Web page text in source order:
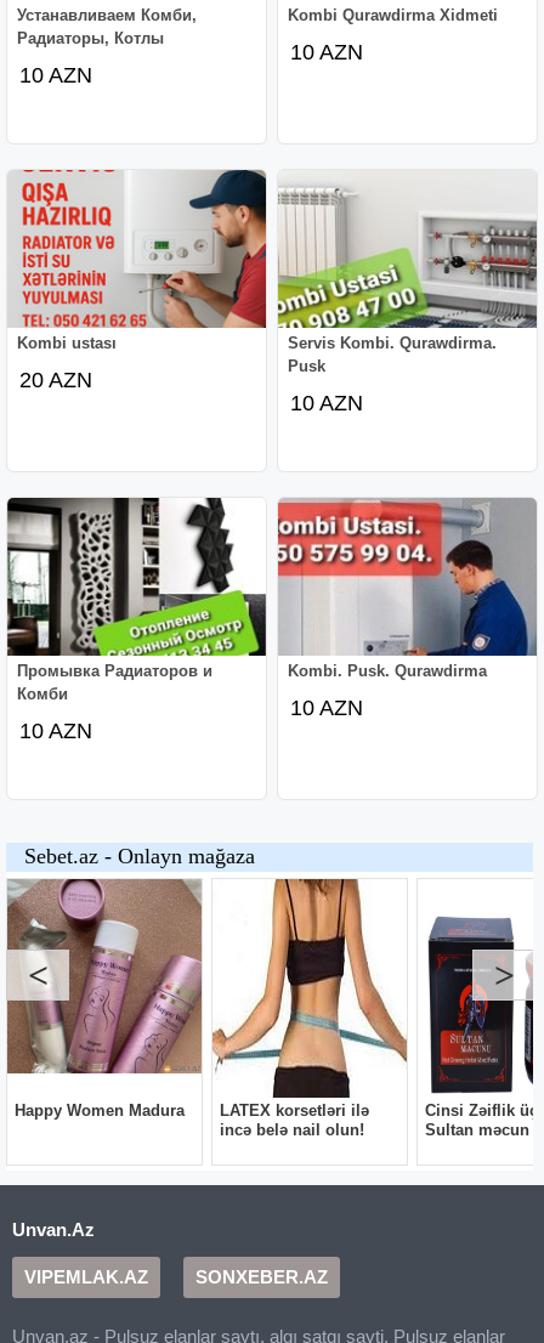
Устанавливаем Комби,
Радиаторы, Котлы
10 AZN
Kombi Qurawdirma Xidmeti
10 AZN
Kombi ustası
20 AZN
Servis Kombi. Qurawdirma.
Pusk
10 AZN
Промывка Радиаторов и
Комби
10 AZN
Kombi. Pusk. Qurawdirma
10 AZN
Unvan.Az
VIPEMLAK.AZ SONXEBER.AZ
Unvan.az - Pulsuz elanlar saytı, alqı satqı sayti, Pulsuz elanlar